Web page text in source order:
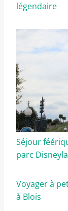
légendaire
Séjour
parc
Voyager à
à Blois